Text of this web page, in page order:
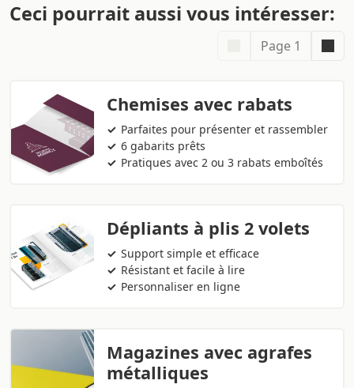
Ceci pourrait aussi vous intéresser:
Page 1
Chemises avec rabats
Parfaites pour présenter et rassembler
6 gabarits prêts
Pratiques avec 2 ou 3 rabats emboîtés
Dépliants à plis 2 volets
Support simple et efficace
Résistant et facile à lire
Personnaliser en ligne
Magazines avec agrafes
métalliques